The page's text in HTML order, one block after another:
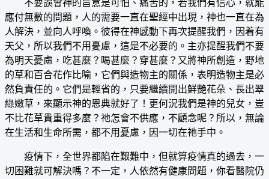
不要誤會神的旨意是可怕、痛苦的，若我們有信心，就能
應付無數的問題，人的需要一直在聖經中出現，神也一直在為
人解決，並向人呼喚。彼得在神感動下再次提醒我們，因着有
天父，所以我們不用憂慮，這是不必要的。主亦提醒我們不要
為明天憂慮，吃甚麼？喝甚麼？穿甚麼？又將神所創造，野地
的草和百合花作比喻，它們與造物主的關係，表明造物主是必
然負責任的。它們是輕省的，只要繼續開出鮮艷花朵、長出翠
綠嫩草，來顯示神的恩典就好了！更何況我們是神的兒女，豈
不比花草貴重得多麼？祂怎會不供應，不顧念呢？所以，無論
在生活和生命所需，都不用憂慮，因一切在祂手中。
疫情下，全世界都陷在艱難中，但就算疫情真的過去，一
切困難就可解決嗎？不一定，人依然有健康問題，你看醫院仍